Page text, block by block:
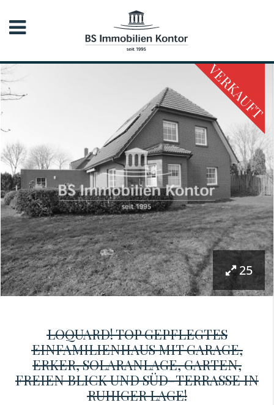
VERKAUFT
25
LOQUARD! TOP GEPFLEGTES
EINFAMILIENHAUS MIT GARAGE,
ERKER, SOLARANLAGE, GARTEN,
FREIEN BLICK UND SÜD-TERRASSE IN
RUHIGER LAGE!